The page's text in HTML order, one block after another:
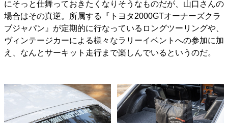
にそっと仕舞っておきたくなりそうなものだが、山口さんの
場合はその真逆。所属する『トヨタ2000GTオーナーズクラ
ブジャパン』が定期的に行なっているロングツーリングや、
ヴィンテージカーによる様々なラリーイベントへの参加に加
え、なんとサーキット走行まで楽しんでいるというのだ。